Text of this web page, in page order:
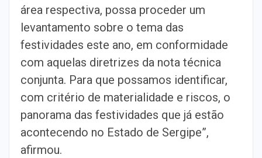
área respectiva, possa proceder um
levantamento sobre o tema das
festividades este ano, em conformidade
com aquelas diretrizes da nota técnica
conjunta. Para que possamos identificar,
com critério de materialidade e riscos, o
panorama das festividades que já estão
acontecendo no Estado de Sergipe”,
afirmou.